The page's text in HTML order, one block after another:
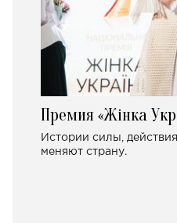
Премия «Жінка
Истории силы,
меняют страну.